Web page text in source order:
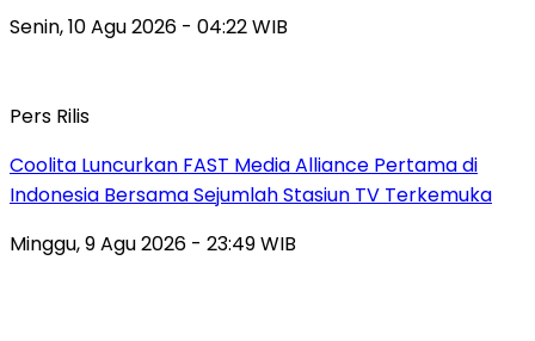
Senin, 10 Agu 2026 - 04:22 WIB
Pers Rilis
Coolita Luncurkan FAST Media Alliance Pertama di
Indonesia Bersama Sejumlah Stasiun TV Terkemuka
Minggu, 9 Agu 2026 - 23:49 WIB